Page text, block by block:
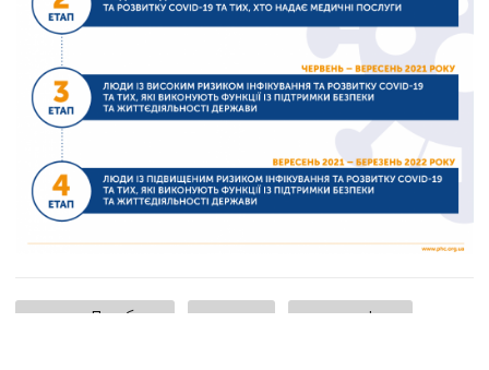
новини Донбасу вакцина коронавірус